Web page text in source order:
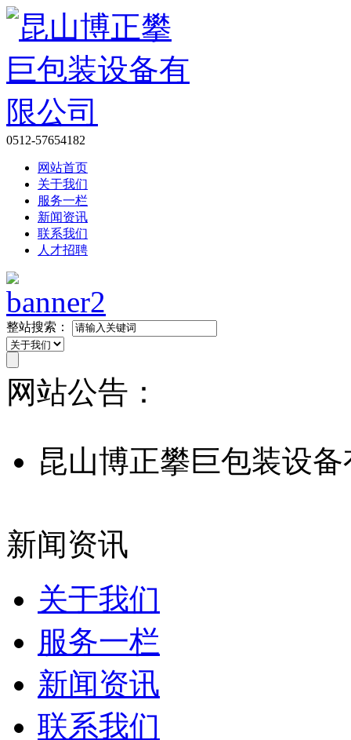
0512-57654182
网站首页
关于我们
服务一栏
新闻资讯
联系我们
人才招聘
整站搜索：
网站公告：
昆山博正攀巨包装设
新闻资讯
关于我们
服务一栏
新闻资讯
联系我们